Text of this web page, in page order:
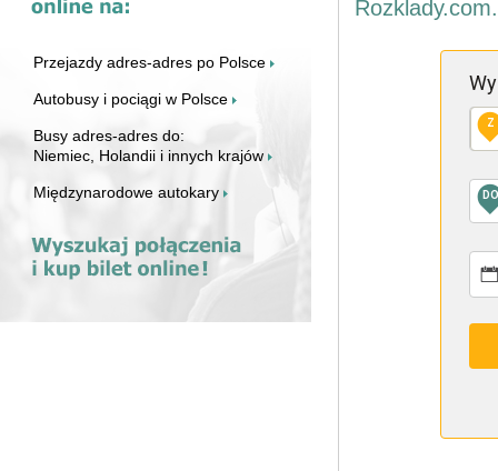
Przejazdy adres-adres po Polsce
Autobusy i pociągi w Polsce
Busy adres-adres do:
Niemiec, Holandii i innych krajów
Międzynarodowe autokary
Z
DO